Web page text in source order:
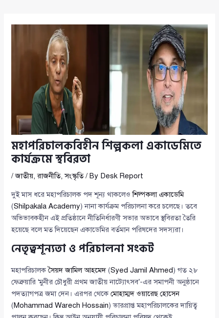
মহাপরিচালকবিহীন শিল্পকলা একাডেমিতে
কার্যক্রমে স্থবিরতা
/জাতীয়,রাজনীতি,সংস্কৃতি/ By Desk Report
দুই মাস ধরে মহাপরিচালক পদ শূন্য থাকলেওশিল্পকলা একাডেমি
(Shilpakala Academy) নানা কার্যক্রম পরিচালনা করে চলেছে। তবে
অভিভাবকহীন এই প্রতিষ্ঠানে নীতিনির্ধারণী সভার অভাবে স্থবিরতা তৈরি
হয়েছে বলে মত দিয়েছেন একাডেমির বর্তমান পরিষদের সদস্যরা।
নেতৃত্বশূন্যতা ও পরিচালনা সংকট
মহাপরিচালকসৈয়দ জামিল আহমেদ (Syed Jamil Ahmed) গত ২৮
ফেব্রুয়ারি ‘মুনীর চৌধুরী প্রথম জাতীয় নাট্যোৎসব’-এর সমাপনী অনুষ্ঠানে
পদত্যাগপত্র জমা দেন। এরপর থেকেমোহাম্মদ ওয়ারেছ হোসেন
(Mohammad Warech Hossain) ভারপ্রাপ্ত মহাপরিচালকের দায়িত্ব